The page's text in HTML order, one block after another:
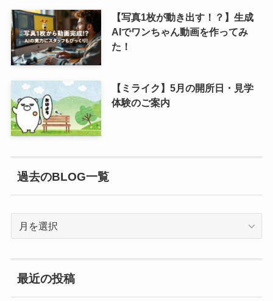
【写真1枚が動き出す！？】生成
AIでワンちゃん動画を作ってみ
た！
【ミライク】5月の開所日・見学
体験のご案内
過去のBLOG一覧
一
覧
最近の投稿